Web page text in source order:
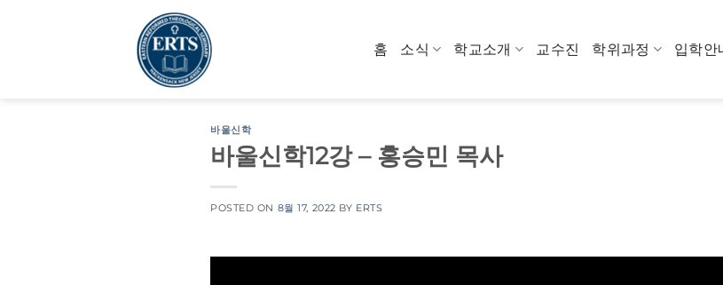
홈 소식 학교소개 교수진 학위과정 입학안
바울신학
바울신학12강 – 홍승민 목사
POSTED ON 8월 17, 2022 BY ERTS